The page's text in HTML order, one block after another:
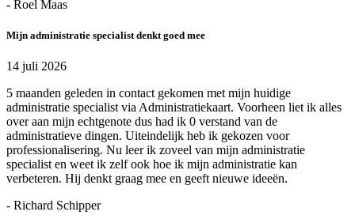
- Roel Maas
Mijn administratie specialist denkt goed mee
14 juli 2026
5 maanden geleden in contact gekomen met mijn huidige
administratie specialist via Administratiekaart. Voorheen liet ik alles
over aan mijn echtgenote dus had ik 0 verstand van de
administratieve dingen. Uiteindelijk heb ik gekozen voor
professionalisering. Nu leer ik zoveel van mijn administratie
specialist en weet ik zelf ook hoe ik mijn administratie kan
verbeteren. Hij denkt graag mee en geeft nieuwe ideeën.
- Richard Schipper